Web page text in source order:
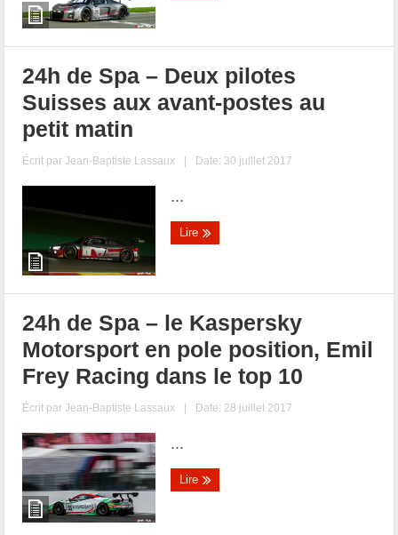
24h de Spa – Deux pilotes
Suisses aux avant-postes au
petit matin
Écrit parJean-Baptiste Lassaux | Date: 30 juillet 2017
...
Lire
24h de Spa – le Kaspersky
Motorsport en pole position, Emil
Frey Racing dans le top 10
Écrit parJean-Baptiste Lassaux | Date: 28 juillet 2017
...
Lire